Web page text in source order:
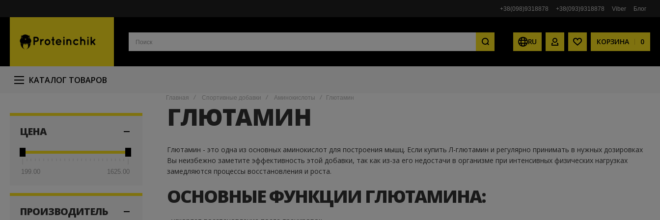
+38(098)9318878 +38(093)9318878 Viber Блог
RU ЛИЧНЫЙ КАБИНЕТ
СПИСОК ЖЕЛАНИЙ
КОРЗИНА 0
КАТАЛОГ ТОВАРОВ
Главная Спортивные добавки Аминокислоты Глютамин
ГЛЮТАМИН
Глютамин - это одна из основных аминокислот для построения мышц. Если купить Л-глютамин и регулярно принимать в нужных дозировках
Вы неизбежно заметите эффективность этой добавки, так как из-за его недостачи в организме при интенсивных физических нагрузках
замедляются процессы восстановления и роста.
ОСНОВНЫЕ ФУНКЦИИ ГЛЮТАМИНА:
ЦЕНА
199.00 1625.00
ПРОИЗВОДИТЕЛЬ